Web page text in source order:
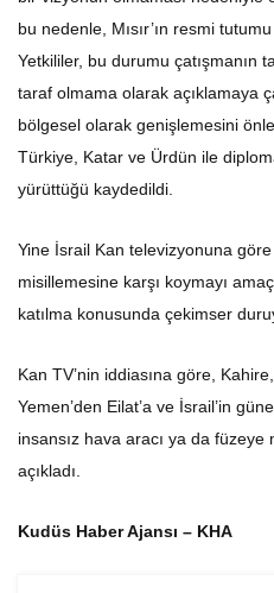
bu nedenle, Mısır’ın resmi
Yetkililer, bu durumu çatışmanın
taraf olmama olarak açıklamaya
bölgesel olarak genişlemesini
Türkiye, Katar ve Ürdün ile
yürüttüğü kaydedildi.
Yine İsrail Kan televizyonuna göre
misillemesine karşı koymayı
katılma konusunda çekimser
Kan TV’nin iddiasına göre,
Yemen’den Eilat’a ve İsrail’in
insansız hava aracı ya da
açıkladı
Kudüs Haber Ajansı – KHA